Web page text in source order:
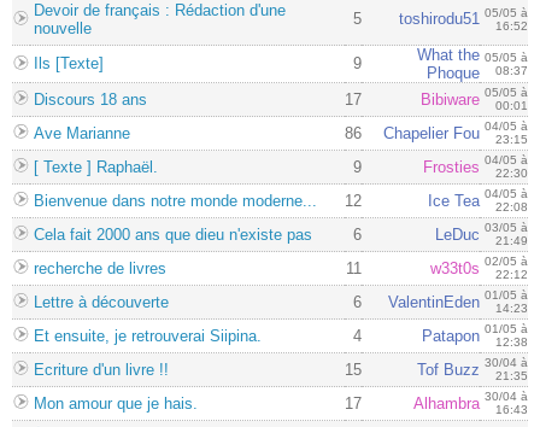
Devoir de français : Rédaction d'une
nouvelle
5 toshirodu51 05/05 à
16:52
Ils [Texte] 9
What the
Phoque
05/05 à
08:37
Discours 18 ans 17 Bibiware 05/05 à
00:01
Ave Marianne 86 Chapelier Fou 04/05 à
23:15
[ Texte ] Raphaël. 9 Frosties 04/05 à
22:30
Bienvenue dans notre monde moderne... 12 Ice Tea 04/05 à
22:08
Cela fait 2000 ans que dieu n'existe pas 6 LeDuc 03/05 à
21:49
recherche de livres 11 w33t0s 02/05 à
22:12
Lettre à découverte 6 ValentinEden 01/05 à
14:23
Et ensuite, je retrouverai Siipina. 4 Patapon 01/05 à
12:38
Ecriture d'un livre !! 15 Tof Buzz 30/04 à
21:35
Mon amour que je hais. 17 Alhambra 30/04 à
16:43